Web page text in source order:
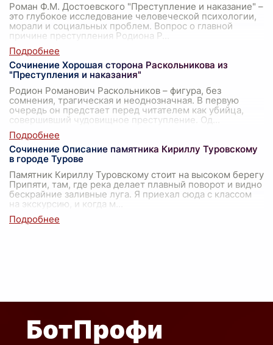
Роман Ф.М. Достоевского "Преступление и наказание" –
это глубокое исследование человеческой психологии,
морали и социальных проблем. Вопрос о главной
причине преступления Родиона Р
Сочинение Хорошая сторона Раскольникова из
"Преступления и наказания"
Родион Романович Раскольников – фигура, без
сомнения, трагическая и неоднозначная. В первую
очередь он предстает перед читателем как убийца,
совершивший чудовищное преступление. Од
Сочинение Описание памятника Кириллу Туровскому
в городе Турове
Памятник Кириллу Туровскому стоит на высоком берегу
Припяти, там, где река делает плавный поворот и видно
бескрайние заливные луга. Я приехал сюда с классом
на экскурсию, и когда м